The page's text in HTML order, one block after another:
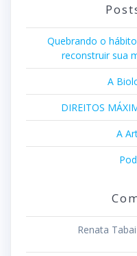
Quebrando o
reconstruir sua
A
DIREITOS
A
Renata Tabai